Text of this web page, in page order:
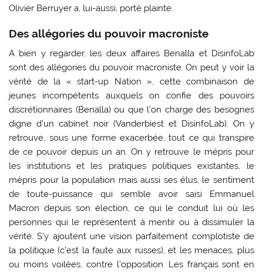
Olivier Berruyer a, lui-aussi, porté plainte.
Des allégories du pouvoir macroniste
A bien y regarder, les deux affaires Benalla et DisinfoLab
sont des allégories du pouvoir macroniste. On peut y voir la
vérité de la « start-up Nation », cette combinaison de
jeunes incompétents auxquels on confie des pouvoirs
discrétionnaires (Benalla) ou que l’on charge des besognes
digne d’un cabinet noir (Vanderbiest et DisinfoLab). On y
retrouve, sous une forme exacerbée, tout ce qui transpire
de ce pouvoir depuis un an. On y retrouve le mépris pour
les institutions et les pratiques politiques existantes, le
mépris pour la population mais aussi ses élus, le sentiment
de toute-puissance qui semble avoir saisi Emmanuel
Macron depuis son élection, ce qui le conduit lui où les
personnes qui le représentent à mentir ou à dissimuler la
vérité. S’y ajoutent une vision parfaitement complotiste de
la politique (c’est la faute aux russes), et les menaces, plus
ou moins voilées, contre l’opposition. Les français sont en